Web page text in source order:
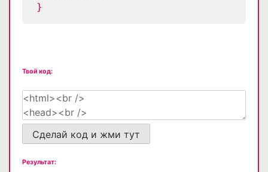
}
Твой код:
Сделай код и жми тут
Результат: